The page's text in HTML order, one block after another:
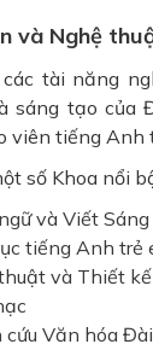
và Nghệ
tài năng
sáng tạo của
viên tiếng Anh
số Khoa nổi
và Viết
tiếng Anh trẻ
và Thiết
Văn hóa